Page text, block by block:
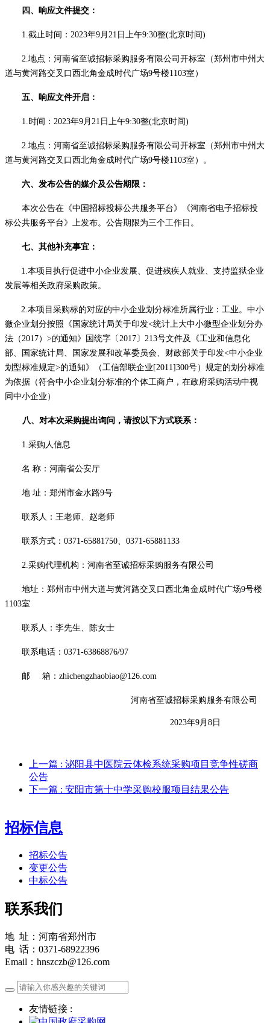
四、 响应文件提交 ：
1.截止时间： 2023年9月 21 日 上午9:30整(北京时间)
2.地点：河南省至诚招标采购服务有限公司开标室（郑州市中州大
道与黄河路交叉口西北角金成时代广场9号楼1103室）
五、 响应文件开启 ：
1.时间： 2023年9月 21 日 上午9:30整(北京时间)
2.地点：河南省至诚招标采购服务有限公司开标室（郑州市中州大
道与黄河路交叉口西北角金成时代广场9号楼1103室）。
六、发布公告的媒介及公告期限：
本次公告在《中国招标投标公共服务平台》《河南省电子招标投
标公共服务平台》上发布。公告期限为三个工作日。
七、其他补充事宜：
1.本项目执行促进中小企业发展、促进残疾人就业、支持监狱企业
发展等相关政府采购政策。
2.本项目采购标的对应的中小企业划分标准所属行业：工业。中小
微企业划分按照《国家统计局关于印发<统计上大中小微型企业划分办
法（2017）>的通知》国统字〔2017〕213号文件及《工业和信息化
部、国家统计局、国家发展和改革委员会、财政部关于印发<中小企业
划型标准规定>的通知》（工信部联企业[2011]300号）规定的划分标准
为依据（符合中小企业划分标准的个体工商户，在政府采购活动中视
同中小企业）
八、对本次采购提出询问，请按以下方式联系：
1.采购人信息
名 称：河南省公安厅
地 址：郑州市金水路9号
联系人： 王老师、赵老师
联系方式： 0371-65881750、 0371-65881133
2.采购代理机构：河南省至诚招标采购服务有限公司
地址：郑州市中州大道与黄河路交叉口西北角金成时代广场9号楼
1103室
联系人： 李先生、陈女士
联系电话： 0371-63868876/97
邮 箱： zhichengzhaobiao@126.com
河南省至诚招标采购服务有限公司
2023年9月 8 日
上一篇 : 泌阳县中医院云体检系统采购项目竞争性磋商
公告
下一篇 : 安阳市第十中学采购校服项目结果公告
招标信息
招标公告
变更公告
中标公告
联系我们
地 址：河南省郑州市
电 话：0371-68922396
Email：hnszczb@126.com
友情链接 :